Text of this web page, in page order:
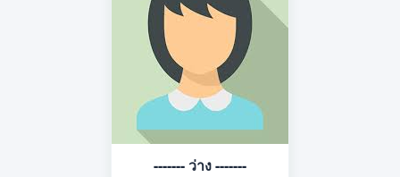
------- ว่าง -------